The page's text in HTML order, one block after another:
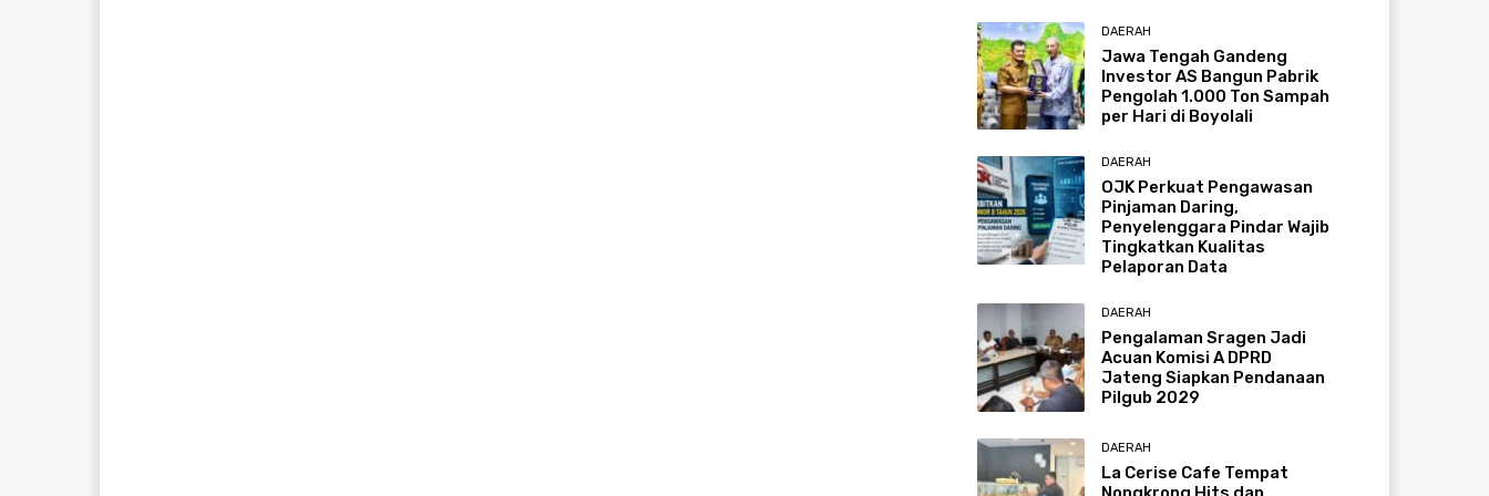
DAERAH
Jawa Tengah Gandeng
Investor AS Bangun Pabrik
Pengolah 1.000 Ton Sampah
per Hari di Boyolali
DAERAH
OJK Perkuat Pengawasan
Pinjaman Daring,
Penyelenggara Pindar Wajib
Tingkatkan Kualitas
Pelaporan Data
DAERAH
Pengalaman Sragen Jadi
Acuan Komisi A DPRD
Jateng Siapkan Pendanaan
Pilgub 2029
DAERAH
La Cerise Cafe Tempat